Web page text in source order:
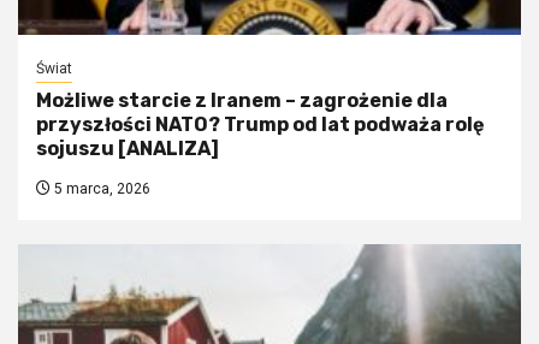
Świat
Możliwe starcie z Iranem – zagrożenie dla
przyszłości NATO? Trump od lat podważa rolę
sojuszu [ANALIZA]
5 marca, 2026